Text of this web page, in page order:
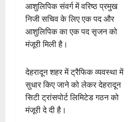
आशुलिपिक संवर्ग में वरिष्ठ प्रमुख
निजी सचिव के लिए एक पद और
आशुलिपिक का एक पद सृजन को
मंजूरी मिली है।
देहरादून शहर में ट्रैफिक व्यवस्था में
सुधार किए जाने को लेकर देहरादून
सिटी ट्रांसपोर्ट लिमिटेड गठन को
मंजूरी दे दी है।